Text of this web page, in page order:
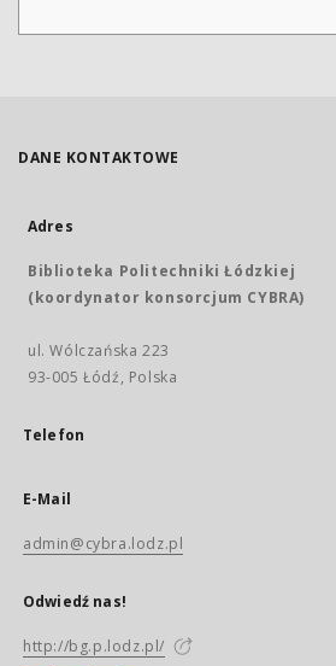
DANE KONTAKTOWE
Adres
Biblioteka Politechniki Łódzkiej
(koordynator konsorcjum CYBRA)
ul. Wólczańska 223
93-005 Łódź, Polska
Telefon
E-Mail
admin@cybra.lodz.pl
Odwiedź nas!
http://bg.p.lodz.pl/